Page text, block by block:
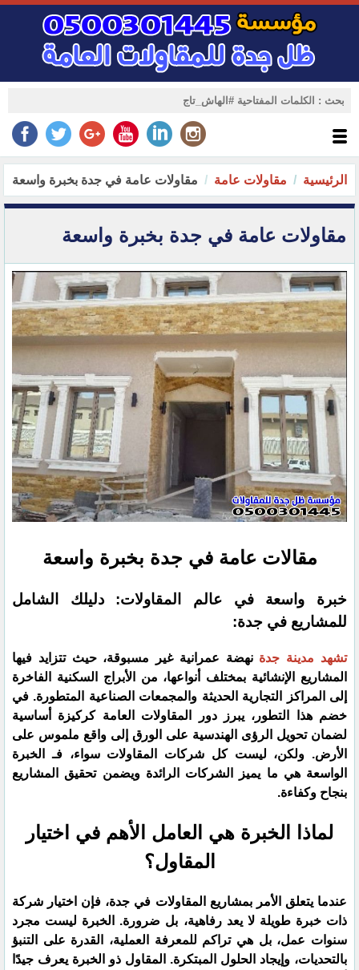
الرئيسية مقاولات عامة مقاولات عامة في جدة بخبرة واسعة
مقاولات عامة في جدة بخبرة واسعة
مقالات عامة في جدة بخبرة واسعة
​خبرة واسعة في عالم المقاولات: دليلك الشامل
للمشاريع في جدة:
​تشهد مدينة جدة نهضة عمرانية غير مسبوقة، حيث تتزايد فيها
المشاريع الإنشائية بمختلف أنواعها، من الأبراج السكنية الفاخرة
إلى المراكز التجارية الحديثة والمجمعات الصناعية المتطورة. في
خضم هذا التطور، يبرز دور المقاولات العامة كركيزة أساسية
لضمان تحويل الرؤى الهندسية على الورق إلى واقع ملموس على
الأرض. ولكن، ليست كل شركات المقاولات سواء، فـ الخبرة
الواسعة هي ما يميز الشركات الرائدة ويضمن تحقيق المشاريع
بنجاح وكفاءة.
​لماذا الخبرة هي العامل الأهم في اختيار
المقاول؟
​عندما يتعلق الأمر بمشاريع المقاولات في جدة، فإن اختيار شركة
ذات خبرة طويلة لا يعد رفاهية، بل ضرورة. الخبرة ليست مجرد
سنوات عمل، بل هي تراكم للمعرفة العملية، القدرة على التنبؤ
بالتحديات، وإيجاد الحلول المبتكرة. المقاول ذو الخبرة يعرف جيدًا